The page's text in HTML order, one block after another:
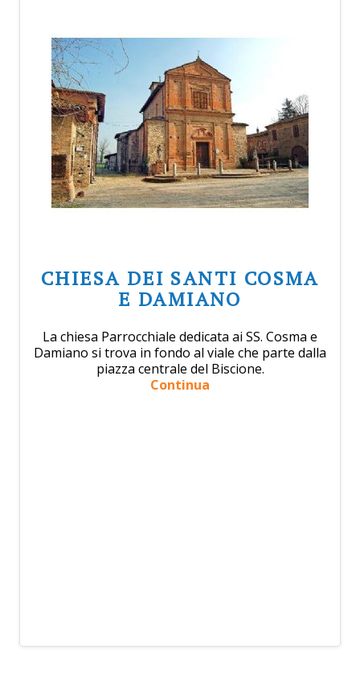
CHIESA DEI SANTI COSMA
E DAMIANO
La chiesa Parrocchiale dedicata ai SS. Cosma e
Damiano si trova in fondo al viale che parte dalla
piazza centrale del Biscione.
Continua